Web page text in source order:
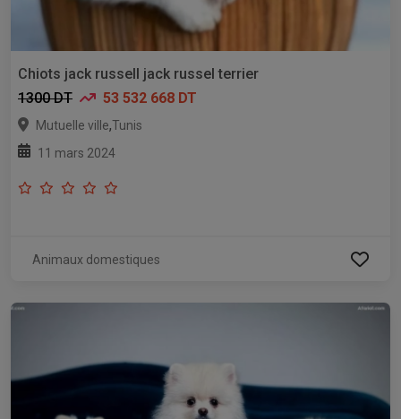
Chiots jack russell jack russel terrier
1300 DT
53 532 668 DT
Mutuelle ville,Tunis
11 mars 2024
Animaux domestiques